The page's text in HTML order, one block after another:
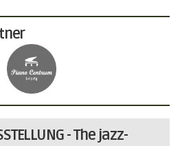
- The jazz-